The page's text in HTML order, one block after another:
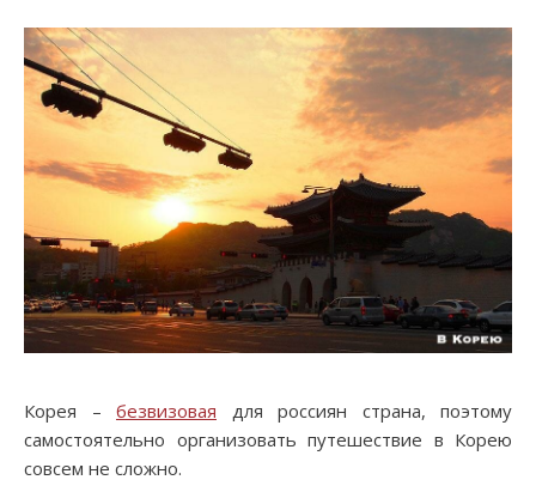
Корея – безвизовая для россиян страна, поэтому
самостоятельно организовать путешествие в Корею
совсем не сложно.